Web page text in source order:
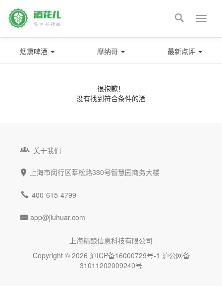
Toggle

烟熏啤酒 摩纳哥 最新点评
很抱歉！
没有找到符合条件的酒
 关于我们
 上海市闵行区莘松路380号智慧园商务大楼
 400-615-4799
 app@jiuhuar.com
上海精酿信息科技有限公司
Copyright © 2026 沪ICP备16000729号-1 沪公网备
31011202009240号